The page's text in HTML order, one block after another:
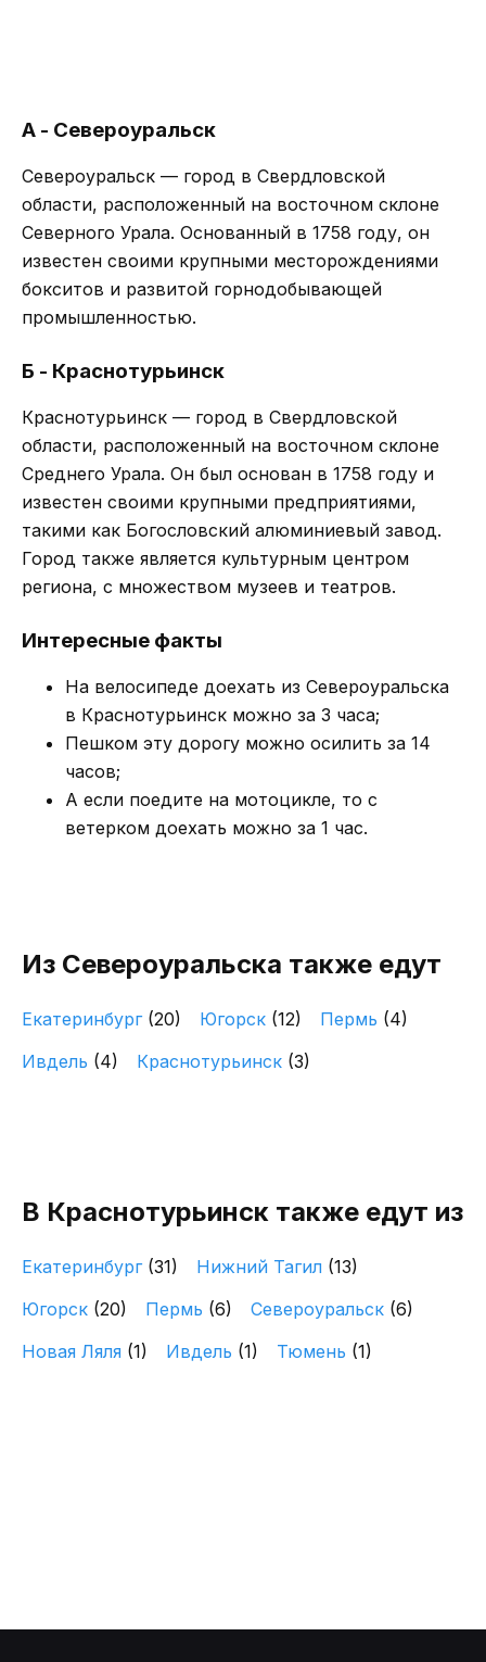
А - Североуральск
Североуральск — город в Свердловской
области, расположенный на восточном склоне
Северного Урала. Основанный в 1758 году, он
известен своими крупными месторождениями
бокситов и развитой горнодобывающей
промышленностью.
Б - Краснотурьинск
Краснотурьинск — город в Свердловской
области, расположенный на восточном склоне
Среднего Урала. Он был основан в 1758 году и
известен своими крупными предприятиями,
такими как Богословский алюминиевый завод.
Город также является культурным центром
региона, с множеством музеев и театров.
Интересные факты
На велосипеде доехать из Североуральска
в Краснотурьинск можно за 3 часа;
Пешком эту дорогу можно осилить за 14
часов;
А если поедите на мотоцикле, то с
ветерком доехать можно за 1 час.
Из Североуральска также едут
Екатеринбург (20) Югорск (12) Пермь (4)
Ивдель (4) Краснотурьинск (3)
В Краснотурьинск также едут из
Екатеринбург (31) Нижний Тагил (13)
Югорск (20) Пермь (6) Североуральск (6)
Новая Ляля (1) Ивдель (1) Тюмень (1)